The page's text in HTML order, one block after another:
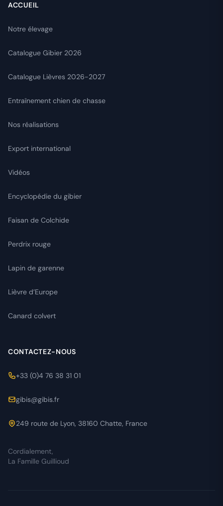
ACCUEIL
Notre élevage
Catalogue Gibier 2026
Catalogue Lièvres 2026-2027
Entraînement chien de chasse
Nos réalisations
Export international
Vidéos
Encyclopédie du gibier
Faisan de Colchide
Perdrix rouge
Lapin de garenne
Lièvre d’Europe
Canard colvert
CONTACTEZ-NOUS
+33 (0)4 76 38 31 01
gibis@gibis.fr
249 route de Lyon, 38160 Chatte, France
Cordialement,
La Famille Guillioud